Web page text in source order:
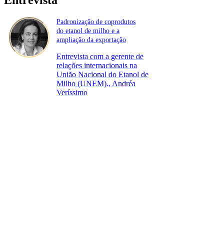
Padronização de coprodutos
do etanol de milho e a
ampliação da exportação
Entrevista com a gerente de
relações internacionais na
União Nacional do Etanol de
Milho (UNEM)., Andréa
Veríssimo